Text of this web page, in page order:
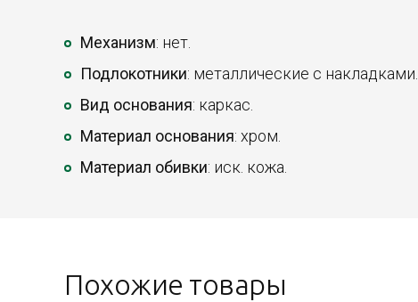
Механизм: нет.
Подлокотники: металлические с накладками.
Вид основания: каркас.
Материал основания: хром.
Материал обивки: иск. кожа.
Похожие товары